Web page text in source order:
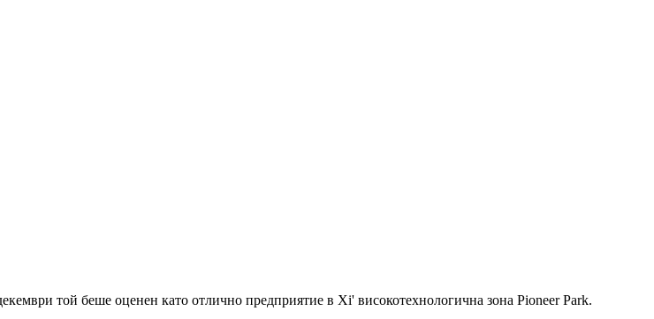
той беше оценен като отлично предприятие в Xi' високотехнологична зона Pioneer Park.